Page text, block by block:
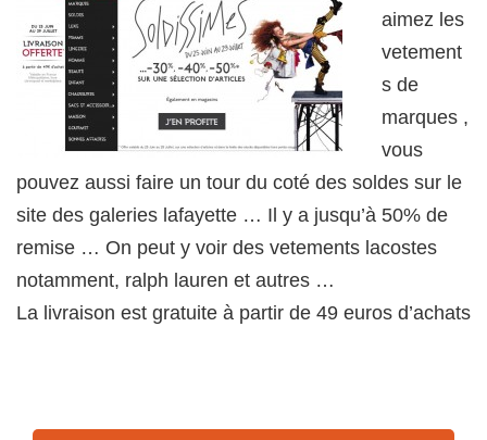
aimez les
vetement
s de
marques ,
vous
pouvez aussi faire un tour du coté des soldes sur le
site des galeries lafayette … Il y a jusqu’à 50% de
remise … On peut y voir des vetements lacostes
notamment, ralph lauren et autres …
La livraison est gratuite à partir de 49 euros d’achats